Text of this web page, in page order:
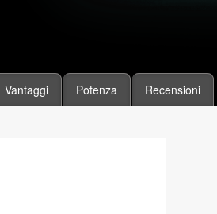
Vantaggi Potenza Recensioni